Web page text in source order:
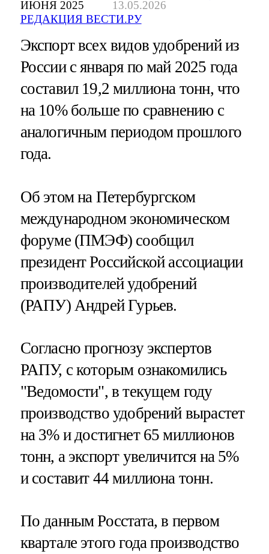
ИЮНЯ 2025
13.05.2026
РЕДАКЦИЯ ВЕСТИ.РУ
Экспорт всех видов удобрений из
России с января по май 2025 года
составил 19,2 миллиона тонн, что
на 10% больше по сравнению с
аналогичным периодом прошлого
года.
Об этом на Петербургском
международном экономическом
форуме (ПМЭФ) сообщил
президент Российской ассоциации
производителей удобрений
(РАПУ) Андрей Гурьев.
Согласно прогнозу экспертов
РАПУ, с которым ознакомились
"Ведомости", в текущем году
производство удобрений вырастет
на 3% и достигнет 65 миллионов
тонн, а экспорт увеличится на 5%
и составит 44 миллиона тонн.
По данным Росстата, в первом
квартале этого года производство